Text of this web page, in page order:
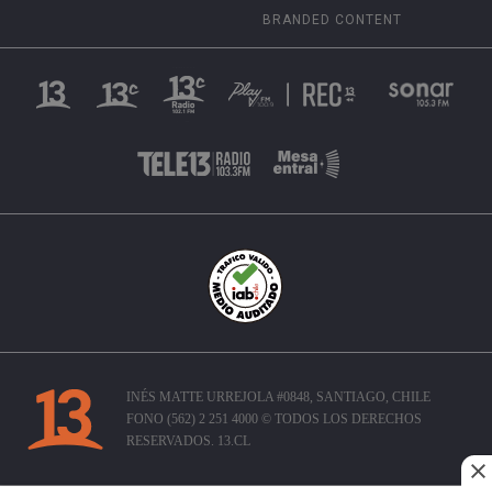
BRANDED CONTENT
INÉS MATTE URREJOLA #0848, SANTIAGO, CHILE
FONO (562) 2 251 4000 © TODOS LOS DERECHOS
RESERVADOS. 13.CL